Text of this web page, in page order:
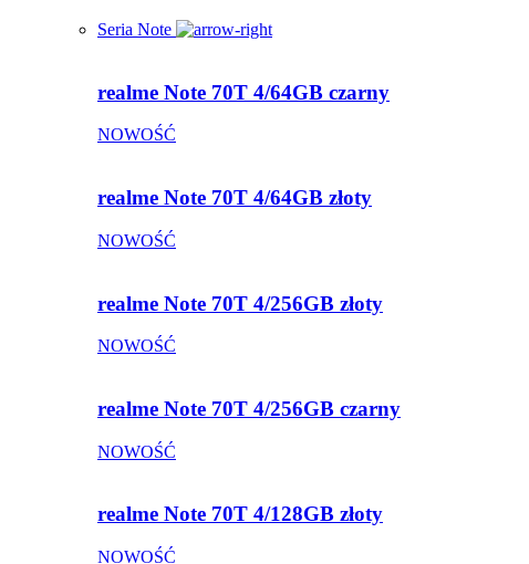
Seria Note
realme Note 70T 4/64GB czarny
NOWOŚĆ
realme Note 70T 4/64GB złoty
NOWOŚĆ
realme Note 70T 4/256GB złoty
NOWOŚĆ
realme Note 70T 4/256GB czarny
NOWOŚĆ
realme Note 70T 4/128GB złoty
NOWOŚĆ